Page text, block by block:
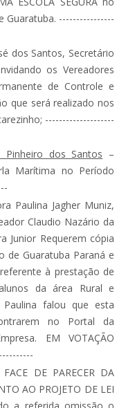
Guaratuba. ----------------
dos Santos, Secretário
os Vereadores
de Controle e
que será realizado nos
--------------------
Pinheiro dos Santos –
Marítima no Período
Paulina Jagher Muniz,
Claudio Nazário da
Junior Requerem cópia
de Guaratuba Paraná e
à prestação de
da área Rural e
Paulina falou que esta
no Portal da
EM VOTAÇÃO
DE PARECER DA
AO PROJETO DE LEI